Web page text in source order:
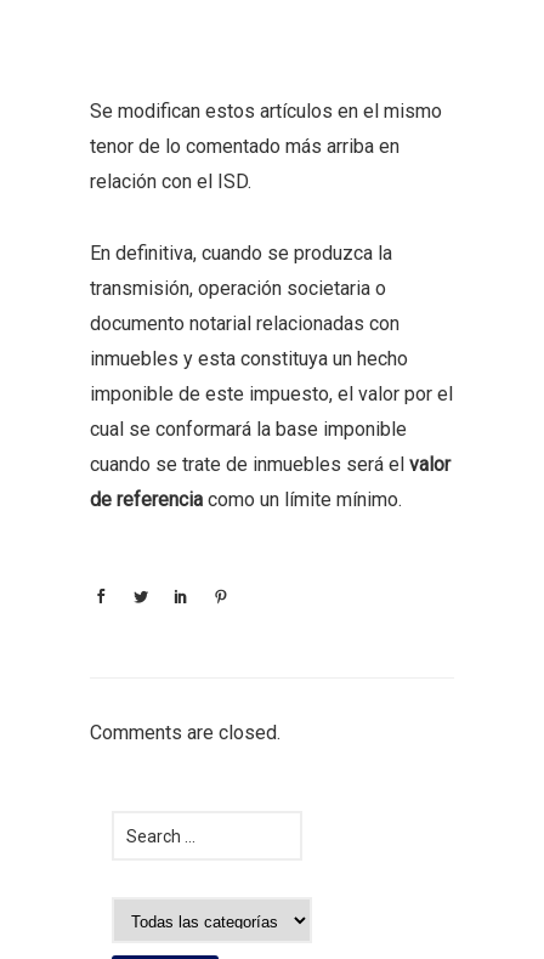
Se modifican estos artículos en el mismo
tenor de lo comentado más arriba en
relación con el ISD.
En definitiva, cuando se produzca la
transmisión, operación societaria o
documento notarial relacionadas con
inmuebles y esta constituya un hecho
imponible de este impuesto, el valor por el
cual se conformará la base imponible
cuando se trate de inmuebles será el valor
de referencia como un límite mínimo.
Comments are closed.